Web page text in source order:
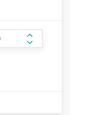
form.increase-